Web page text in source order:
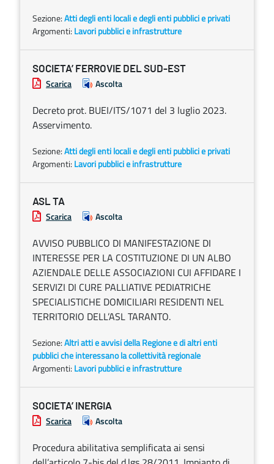
Sezione:Atti degli enti locali e degli enti pubblici e privati
Argomenti: Lavori pubblici e infrastrutture
SOCIETA’ FERROVIE DEL SUD-EST
Scarica Ascolta
Decreto prot. BUEI/ITS/1071 del 3 luglio 2023.
Asservimento.
Sezione:Atti degli enti locali e degli enti pubblici e privati
Argomenti: Lavori pubblici e infrastrutture
ASL TA
Scarica Ascolta
AVVISO PUBBLICO DI MANIFESTAZIONE DI
INTERESSE PER LA COSTITUZIONE DI UN ALBO
AZIENDALE DELLE ASSOCIAZIONI CUI AFFIDARE I
SERVIZI DI CURE PALLIATIVE PEDIATRICHE
SPECIALISTICHE DOMICILIARI RESIDENTI NEL
TERRITORIO DELL’ASL TARANTO.
Sezione:Altri atti e avvisi della Regione e di altri enti
pubblici che interessano la collettività regionale
Argomenti: Lavori pubblici e infrastrutture
SOCIETA’ INERGIA
Scarica Ascolta
Procedura abilitativa semplificata ai sensi